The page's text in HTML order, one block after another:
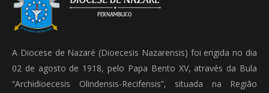
A Diocese de Nazaré (Dioecesis Nazarensis) foi erigida no dia
02 de agosto de 1918, pelo Papa Bento XV, através da Bula
“Archidioecesis Olindensis-Recifensis”, situada na Região